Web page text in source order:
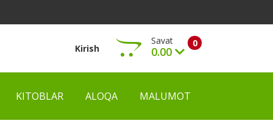
Kirish 0
Savat
0.00
Ko‘rish
KITOBLAR ALOQA MALUMOT